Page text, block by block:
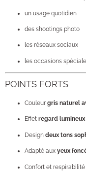
un usage quotidien
des shootings photo
les réseaux sociaux
les occasions
POINTS FORTS
Couleur gris naturel
Effet regard
Design deux tons
Adapté aux yeux
Confort et respirabilité